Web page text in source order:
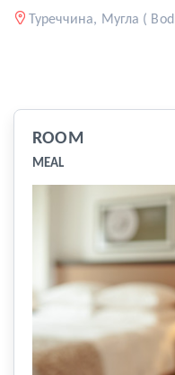
Туреччина, Мугла (
ROOM
MEAL